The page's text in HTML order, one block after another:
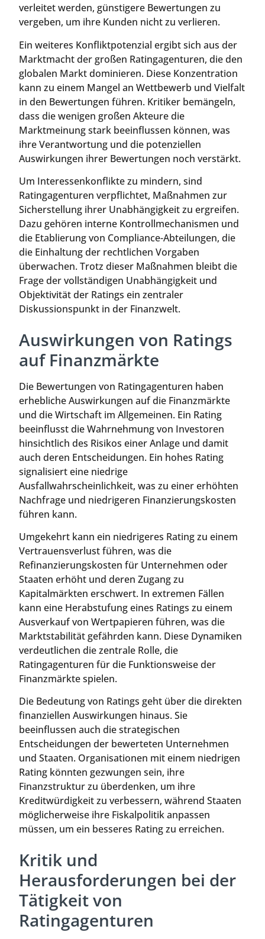
verleitet werden, günstigere Bewertungen zu
vergeben, um ihre Kunden nicht zu verlieren.
Ein weiteres Konfliktpotenzial ergibt sich aus der
Marktmacht der großen Ratingagenturen, die den
globalen Markt dominieren. Diese Konzentration
kann zu einem Mangel an Wettbewerb und Vielfalt
in den Bewertungen führen. Kritiker bemängeln,
dass die wenigen großen Akteure die
Marktmeinung stark beeinflussen können, was
ihre Verantwortung und die potenziellen
Auswirkungen ihrer Bewertungen noch verstärkt.
Um Interessenkonflikte zu mindern, sind
Ratingagenturen verpflichtet, Maßnahmen zur
Sicherstellung ihrer Unabhängigkeit zu ergreifen.
Dazu gehören interne Kontrollmechanismen und
die Etablierung von Compliance-Abteilungen, die
die Einhaltung der rechtlichen Vorgaben
überwachen. Trotz dieser Maßnahmen bleibt die
Frage der vollständigen Unabhängigkeit und
Objektivität der Ratings ein zentraler
Diskussionspunkt in der Finanzwelt.
Auswirkungen von Ratings
auf Finanzmärkte
Die Bewertungen von Ratingagenturen haben
erhebliche Auswirkungen auf die Finanzmärkte
und die Wirtschaft im Allgemeinen. Ein Rating
beeinflusst die Wahrnehmung von Investoren
hinsichtlich des Risikos einer Anlage und damit
auch deren Entscheidungen. Ein hohes Rating
signalisiert eine niedrige
Ausfallwahrscheinlichkeit, was zu einer erhöhten
Nachfrage und niedrigeren Finanzierungskosten
führen kann.
Umgekehrt kann ein niedrigeres Rating zu einem
Vertrauensverlust führen, was die
Refinanzierungskosten für Unternehmen oder
Staaten erhöht und deren Zugang zu
Kapitalmärkten erschwert. In extremen Fällen
kann eine Herabstufung eines Ratings zu einem
Ausverkauf von Wertpapieren führen, was die
Marktstabilität gefährden kann. Diese Dynamiken
verdeutlichen die zentrale Rolle, die
Ratingagenturen für die Funktionsweise der
Finanzmärkte spielen.
Die Bedeutung von Ratings geht über die direkten
finanziellen Auswirkungen hinaus. Sie
beeinflussen auch die strategischen
Entscheidungen der bewerteten Unternehmen
und Staaten. Organisationen mit einem niedrigen
Rating könnten gezwungen sein, ihre
Finanzstruktur zu überdenken, um ihre
Kreditwürdigkeit zu verbessern, während Staaten
möglicherweise ihre Fiskalpolitik anpassen
müssen, um ein besseres Rating zu erreichen.
Kritik und
Herausforderungen bei der
Tätigkeit von
Ratingagenturen